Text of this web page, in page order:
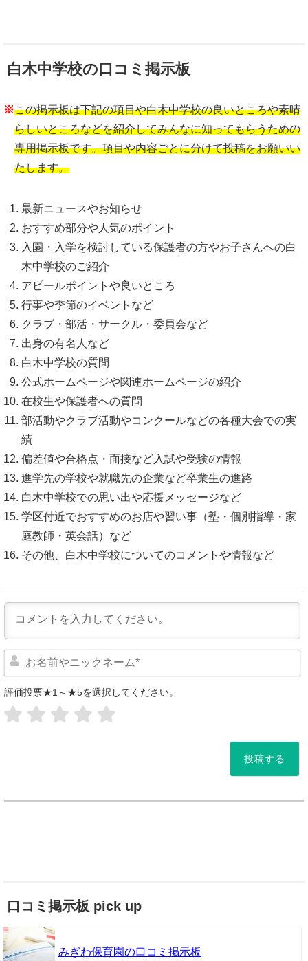
白木中学校の口コミ掲示板
※この掲示板は下記の項目や白木中学校の良いところや素晴
らしいところなどを紹介してみんなに知ってもらうための
専用掲示板です。項目や内容ごとに分けて投稿をお願いい
たします。
最新ニュースやお知らせ
おすすめ部分や人気のポイント
入園・入学を検討している保護者の方やお子さんへの白
木中学校のご紹介
アピールポイントや良いところ
行事や季節のイベントなど
クラブ・部活・サークル・委員会など
出身の有名人など
白木中学校の質問
公式ホームページや関連ホームページの紹介
在校生や保護者への質問
部活動やクラブ活動やコンクールなどの各種大会での実
績
偏差値や合格点・面接など入試や受験の情報
進学先の学校や就職先の企業など卒業生の進路
白木中学校での思い出や応援メッセージなど
学区付近でおすすめのお店や習い事（塾・個別指導・家
庭教師・英会話）など
その他、白木中学校についてのコメントや情報など
評価投票★1～★5を選択してください。
口コミ掲示板 pick up
みぎわ保育園の口コミ掲示板